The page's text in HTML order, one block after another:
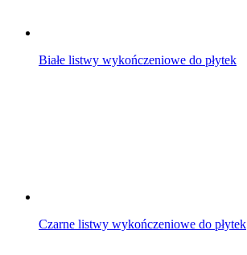
Białe listwy wykończeniowe do płytek
Czarne listwy wykończeniowe do płytek